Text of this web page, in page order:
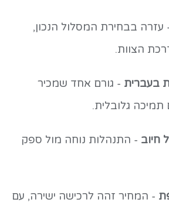
עזרה בבחירת המסלול הנכון,
הצוות.
בעברית - גורם אחד שמכיר
גלובלית.
חיוב - התנהלות נוחה מול ספק
- המחיר זהה לרכישה ישירה, עם